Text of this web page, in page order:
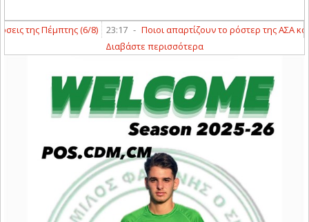
της Πέμπτης (6/8) 23:17 - Ποιοι απαρτίζουν το ρόστερ της ΑΣΑ και το
Διαβάστε περισσότερα